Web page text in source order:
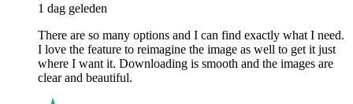
1 dag geleden
There are so many options and I can find exactly what I need.
I love the feature to reimagine the image as well to get it just
where I want it. Downloading is smooth and the images are
clear and beautiful.